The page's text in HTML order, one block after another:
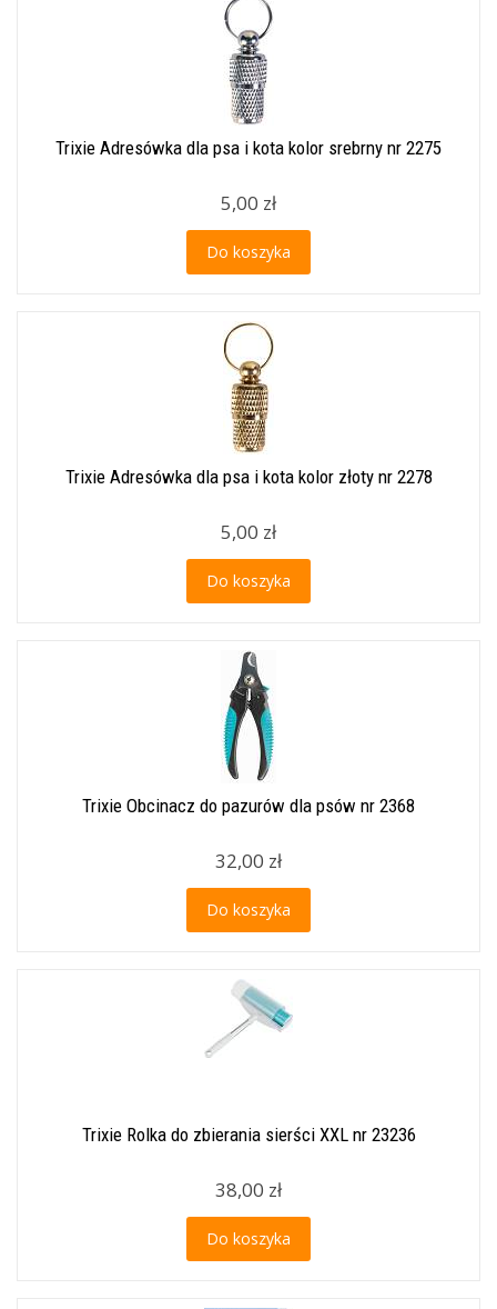
Trixie Adresówka dla psa i kota kolor srebrny nr 2275
5,00 zł
Do koszyka
Trixie Adresówka dla psa i kota kolor złoty nr 2278
5,00 zł
Do koszyka
Trixie Obcinacz do pazurów dla psów nr 2368
32,00 zł
Do koszyka
Trixie Rolka do zbierania sierści XXL nr 23236
38,00 zł
Do koszyka